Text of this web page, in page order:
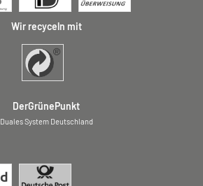
Wir recyceln mit
DerGrünePunkt
Duales System Deutschland